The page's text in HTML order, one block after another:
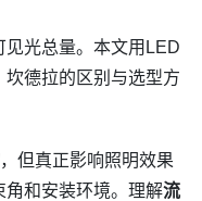
光总量。本文用LED
德拉的区别与选型方
但真正影响照明效果
角和安装环境。理解流